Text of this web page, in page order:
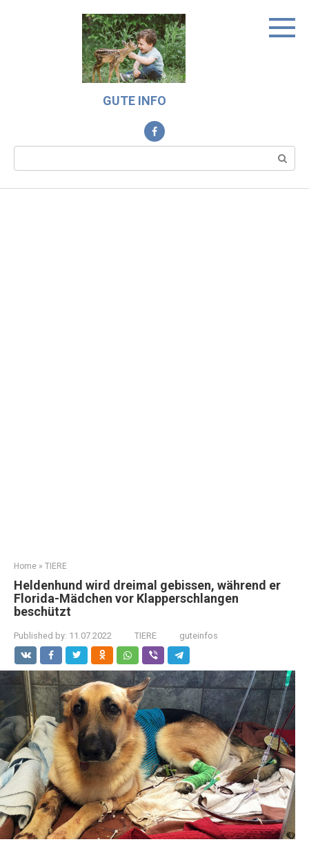
GUTE INFO
Search:
Home » TIERE
Heldenhund wird dreimal gebissen, während er
Florida-Mädchen vor Klapperschlangen
beschützt
Published by: 11.07.2022 TIERE guteinfos